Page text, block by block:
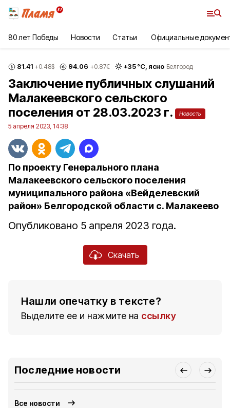
80 лет Победы Новости Статьи Официальные
81.41 +0.48$ 94.06 +0.87€ +35°С, ясно Белгород
Заключение публичных слушаний
Малакеевского сельского
поселения от 28.03.2023 г.
Новость
5 апреля 2023, 14:38
По проекту Генерального плана
Малакеевского сельского поселения
муниципального района «Вейделевский
район» Белгородской области с. Малакеево
Опубликовано 5 апреля 2023 года.
Скачать
Нашли опечатку в тексте?
Выделите ее и нажмите на ссылку
Последние новости
Все новости